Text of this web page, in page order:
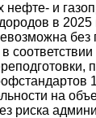
нефте- и
в
на
риска